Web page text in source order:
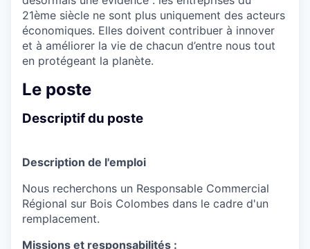
21ème siècle ne sont plus uniquement des acteurs
économiques. Elles doivent contribuer à innover
et à améliorer la vie de chacun d’entre nous tout
en protégeant la planète.
Le poste
Descriptif du poste
Description de l'emploi
Nous recherchons un Responsable Commercial
Régional sur Bois Colombes dans le cadre d'un
remplacement.
Missions et responsabilités :